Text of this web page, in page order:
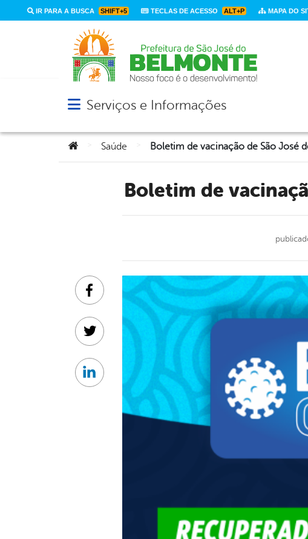
IR PARA A BUSCA SHIFT+5 TECLAS DE ACESSO ALT+P MAPA DO
Abrir menu principal de navegação
Serviços e Informações
Você está aqui:
Saúde
Boletim de
Facebook
Twitter
Linkedin